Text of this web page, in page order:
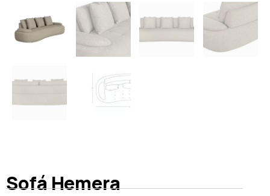
Sofá Hemera